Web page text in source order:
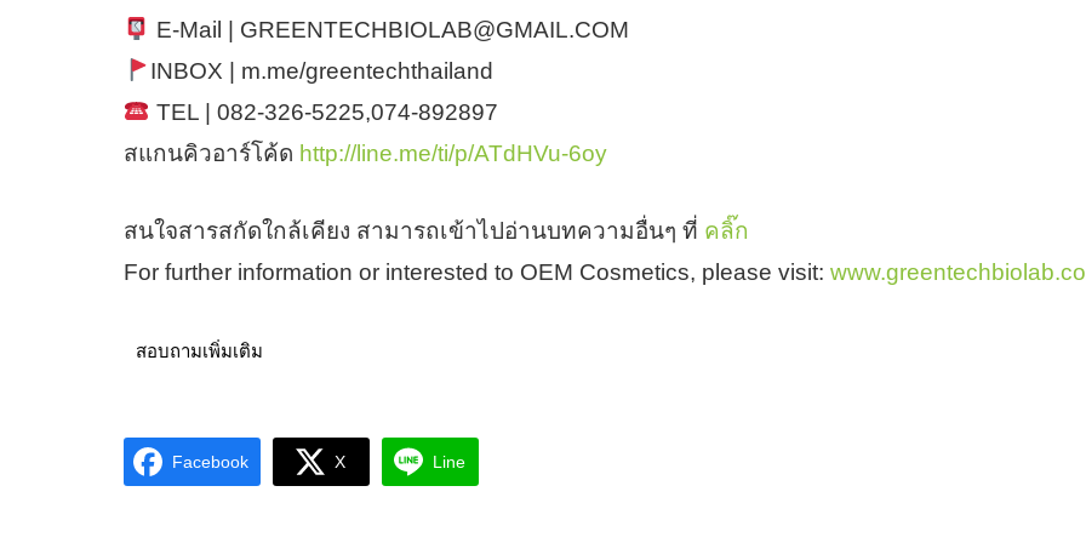
E-Mail | GREENTECHBIOLAB@GMAIL.COM
INBOX | m.me/greentechthailand
TEL | 082-326-5225,074-892897
สแกนคิวอาร์โค้ด http://line.me/ti/p/ATdHVu-6oy
สนใจสารสกัดใกล้เคียง สามารถเข้าไปอ่านบทความอื่นๆ ที่ คลิ๊ก
For further information or interested to OEM Cosmetics, please visit:
สอบถามเพิ่มเติม
Facebook X Line